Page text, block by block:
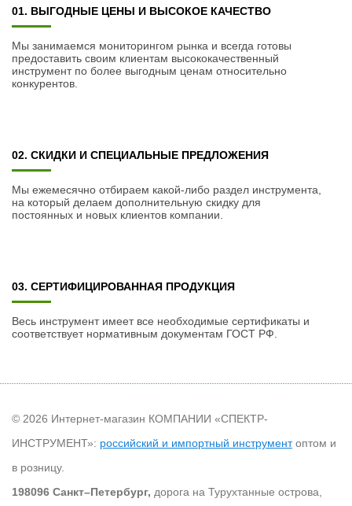
01. ВЫГОДНЫЕ ЦЕНЫ И ВЫСОКОЕ КАЧЕСТВО
Мы занимаемся мониторингом рынка и всегда готовы
предоставить своим клиентам высококачественный
инструмент по более выгодным ценам относительно
конкурентов.
02. СКИДКИ И СПЕЦИАЛЬНЫЕ ПРЕДЛОЖЕНИЯ
Мы ежемесячно отбираем какой-либо раздел инструмента,
на который делаем дополнительную скидку для
постоянных и новых клиентов компании.
03. СЕРТИФИЦИРОВАННАЯ ПРОДУКЦИЯ
Весь инструмент имеет все необходимые сертификаты и
соответствует нормативным документам ГОСТ РФ.
© 2026 Интернет-магазин КОМПАНИИ «СПЕКТР-
ИНСТРУМЕНТ»: российский и импортный инструментоптом и
в розницу.
198096 Санкт–Петербург, дорога на Турухтанные острова,